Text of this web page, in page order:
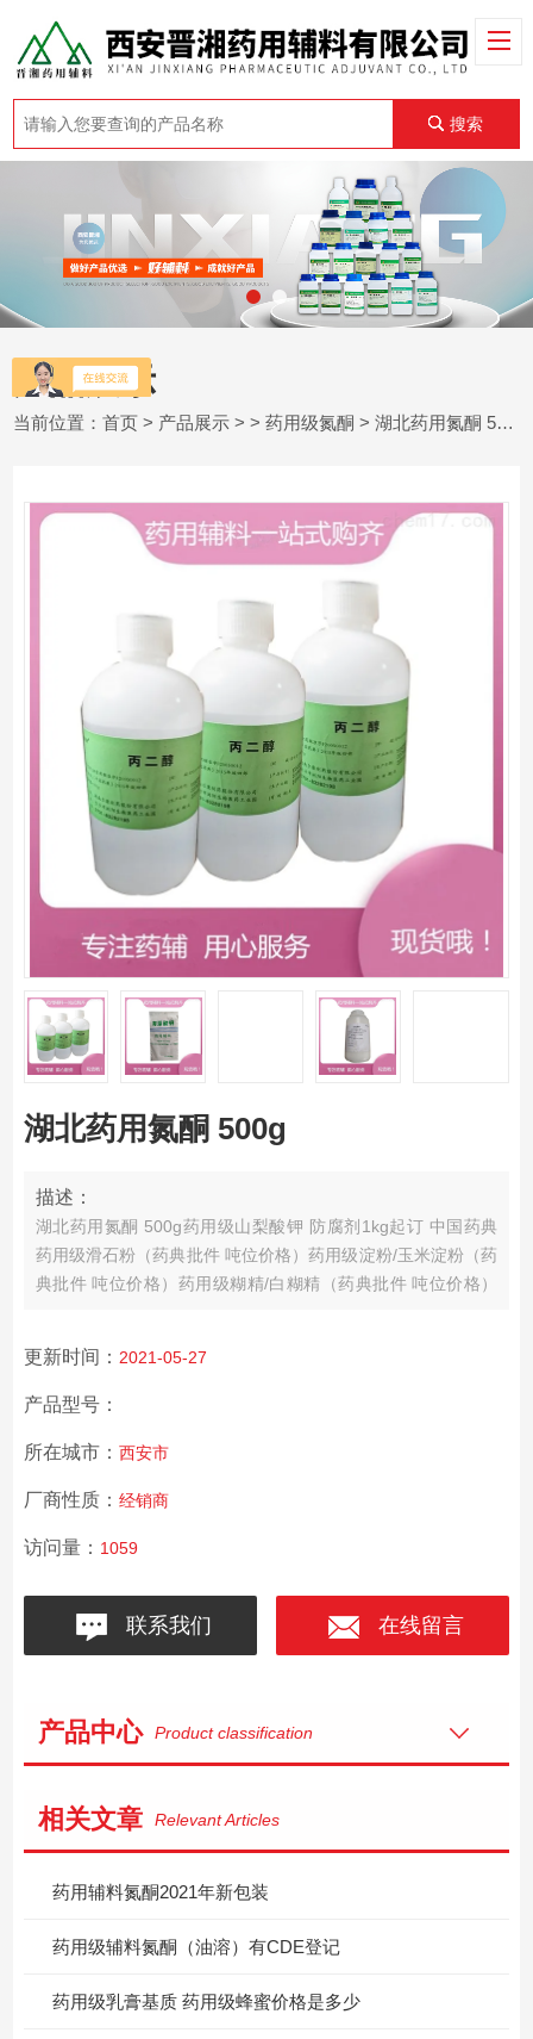
搜索
产品展示
当前位置：首页 > 产品展示 > >药用级氮酮 > 湖北药用氮酮 500g
湖北药用氮酮 500g
描述：
湖北药用氮酮 500g药用级山梨酸钾 防腐剂1kg起订 中国药典
药用级滑石粉（药典批件 吨位价格）药用级淀粉/玉米淀粉（药
典批件 吨位价格） 药用级糊精/白糊精（药典批件 吨位价格）
更新时间： 2021-05-27
产品型号：
所在城市： 西安市
厂商性质： 经销商
访问量： 1059
联系我们 在线留言
产品中心 Product classification
相关文章 Relevant Articles
药用辅料氮酮2021年新包装
药用级辅料氮酮（油溶）有CDE登记
药用级乳膏基质 药用级蜂蜜价格是多少